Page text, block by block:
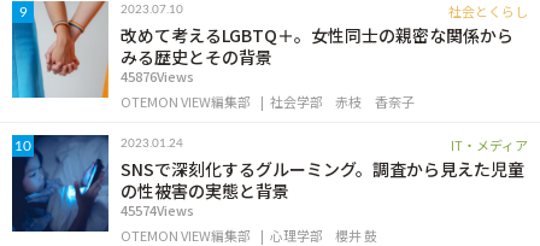
9 2023.07.10 社会とくらし
改めて考えるLGBTQ＋。女性同士の親密な関係から
みる歴史とその背景
45876Views
OTEMON VIEW編集部
社会学部 赤枝 香奈子
10 2023.01.24 IT・メディア
SNSで深刻化するグルーミング。調査から見えた児童
の性被害の実態と背景
45574Views
OTEMON VIEW編集部
心理学部 櫻井 鼓